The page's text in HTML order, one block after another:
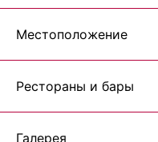
Местоположение
Рестораны и бары
Галерея